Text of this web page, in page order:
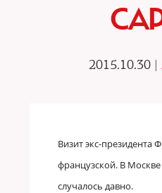
2015.10.30 |
Визит экс-президента
французской. В
случалось давно.